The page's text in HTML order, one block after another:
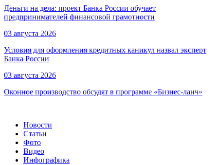
Деньги на дела: проект Банка России обучает
предпринимателей финансовой грамотности
03 августа 2026
Условия для оформления кредитных каникул назвал эксперт
Банка России
03 августа 2026
Оконное производство обсудят в программе «Бизнес-ланч»
Новости
Статьи
Фото
Видео
Инфографика